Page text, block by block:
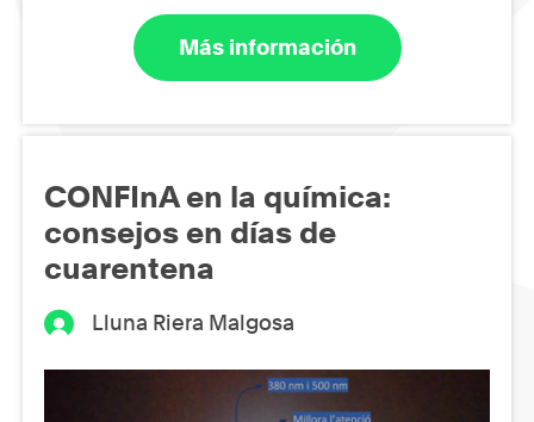
Más información
CONFInA en la química:
consejos en días de
cuarentena
Lluna Riera Malgosa